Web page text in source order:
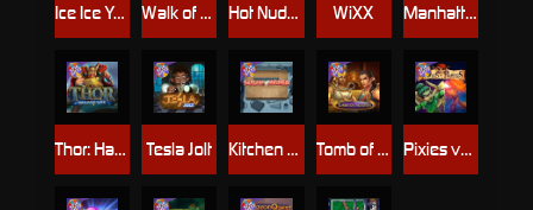
Manhattan Goes Wild
Hot Nudge
Tomb of Nefertiti
Tesla Jolt
WiXX
Walk of Shame
Kitchen Drama: Sushi Mania Pixies vs Pirates
Thor: Hammer Time
Ice Ice Yeti